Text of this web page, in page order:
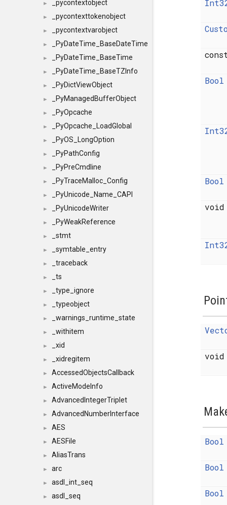
► _pycontextobject
► _pycontexttokenobject
► _pycontextvarobject
► _PyDateTime_BaseDateTime
► _PyDateTime_BaseTime
► _PyDateTime_BaseTZInfo
► _PyDictViewObject
► _PyManagedBufferObject
► _PyOpcache
► _PyOpcache_LoadGlobal
► _PyOS_LongOption
► _PyPathConfig
► _PyPreCmdline
► _PyTraceMalloc_Config
► _PyUnicode_Name_CAPI
► _PyUnicodeWriter
► _PyWeakReference
► _stmt
► _symtable_entry
► _traceback
► _ts
► _type_ignore
► _typeobject
► _warnings_runtime_state
► _withitem
► _xid
► _xidregitem
► AccessedObjectsCallback
► ActiveModeInfo
► AdvancedIntegerTriplet
► AdvancedNumberInterface
► AES
► AESFile
► AliasTrans
► arc
► asdl_int_seq
► asdl_seq
Bool
Bool
Bool
Bool
Bool